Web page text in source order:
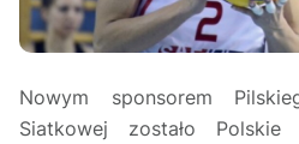
Nowym sponsorem
Siatkowej zostało